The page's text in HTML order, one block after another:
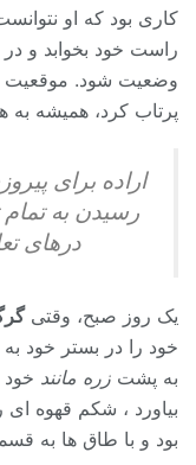
کاری بود که او
راست خود بخوابد و
وضعیت شود.
پرتاب کرد، همیشه
اراده برای
رسیدن به تمام
درهای
یک روز صبح، وقتی
خود را در بستر خود
به پشت زره مانند خود
بیاورد ، شکم قهوه
بود و با طاق ها به